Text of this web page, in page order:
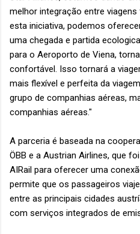
melhor integração entre
esta iniciativa, podemos
uma chegada e partida
para o Aeroporto de Viena,
confortável. Isso tornará a
mais flexível e perfeita da
grupo de companhias aéreas,
companhias aéreas."
A parceria é baseada na
ÖBB e a Austrian Airlines, que
AIRail para oferecer uma
permite que os passageiros
entre as principais cidades
com serviços integrados de